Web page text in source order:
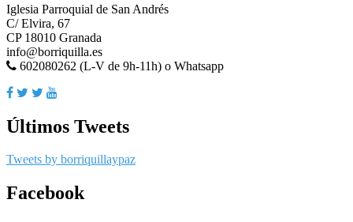
Iglesia Parroquial de San Andrés
C/ Elvira, 67
CP 18010 Granada
info@borriquilla.es
602080262 (L-V de 9h-11h) o Whatsapp
Últimos Tweets
Tweets by borriquillaypaz
Facebook